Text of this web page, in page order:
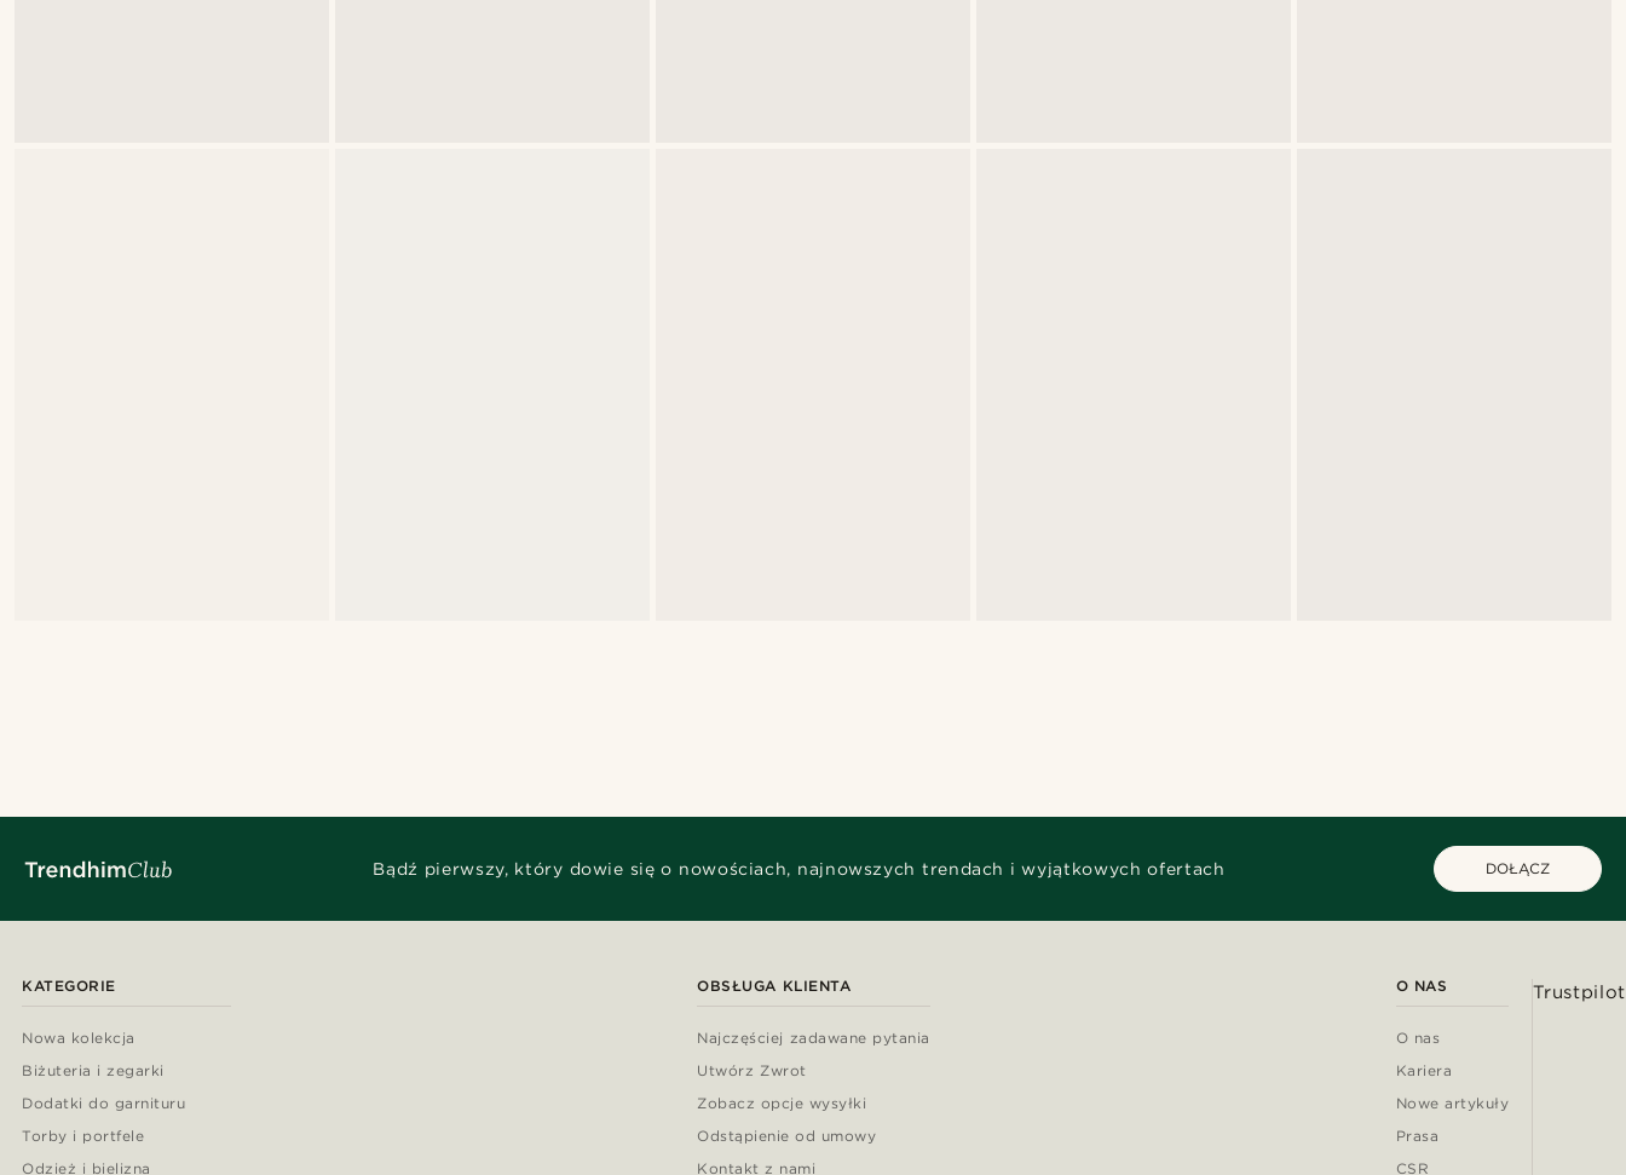
Bądź pierwszy, który dowie się o nowościach, najnowszych trendach i wyjątkowych ofertach DOŁĄCZ
KATEGORIE
Nowa kolekcja
Biżuteria i zegarki
Dodatki do garnituru
Torby i portfele
Odzież i bielizna
OBSŁUGA KLIENTA
Najczęściej zadawane pytania
Utwórz Zwrot
Zobacz opcje wysyłki
Odstąpienie od umowy
Kontakt z nami
O NAS
O nas
Kariera
Nowe artykuły
Prasa
CSR
Trustpilot